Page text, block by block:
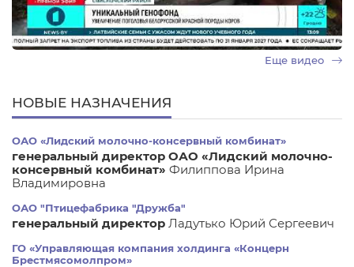
Еще видео
НОВЫЕ НАЗНАЧЕНИЯ
ОАО «Лидский молочно-консервный комбинат»
генеральный директор ОАО «Лидский молочно-
консервный комбинат» Филиппова Ирина
Владимировна
ОАО "Птицефабрика "Дружба"
генеральный директор Ладутько Юрий Сергеевич
ГО «Управляющая компания холдинга «Концерн
Брестмясомолпром»